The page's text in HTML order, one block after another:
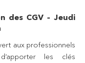
des CGV – Jeudi
aux professionnels
les clés